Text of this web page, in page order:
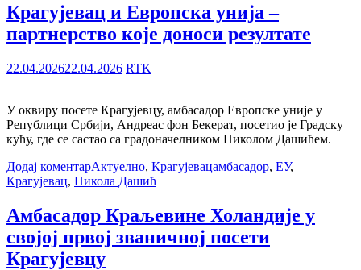
Крагујевац и Европска унија –
партнерство које доноси резултате
22.04.202622.04.2026 RTK
У оквиру посете Крагујевцу, амбасадор Европске уније у
Републици Србији, Андреас фон Бекерат, посетио је Градску
кућу, где се састао са градоначелником Николом Дашићем.
Додај коментарАктуелно, Крагујевацамбасадор, ЕУ,
Крагујевац, Никола Дашић
Амбасадор Краљевине Холандије у
својој првој званичној посети
Крагујевцу